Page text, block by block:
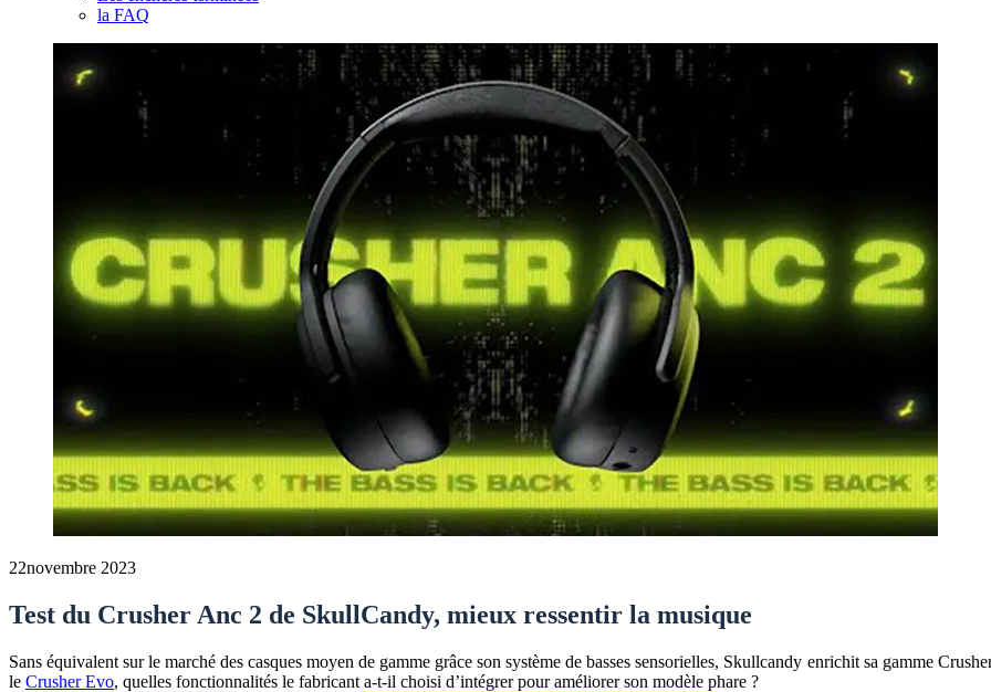
la FAQ
22novembre 2023
Test du Crusher Anc 2 de SkullCandy, mieux ressentir la musique
Sans équivalent sur le marché des casques moyen de gamme grâce son système de basses sensorielles, Skullcandy enrichit sa gamme
le Crusher Evo, quelles fonctionnalités le fabricant a-t-il choisi d’intégrer pour améliorer son modèle phare ?